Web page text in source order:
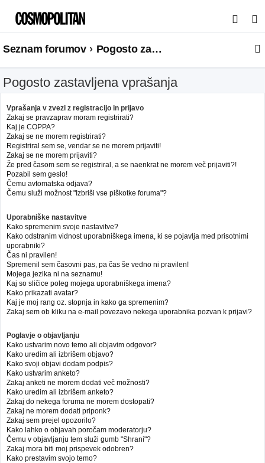
s
a
Seznam forumov Pogosto zastavljena vprašanja
Pogosto zastavljena vprašanja
Vprašanja v zvezi z registracijo in prijavo
Zakaj se pravzaprav moram registrirati?
Kaj je COPPA?
Zakaj se ne morem registrirati?
Registriral sem se, vendar se ne morem prijaviti!
Zakaj se ne morem prijaviti?
Že pred časom sem se registriral, a se naenkrat ne morem več prijaviti?!
Pozabil sem geslo!
Čemu avtomatska odjava?
Čemu služi možnost "Izbriši vse piškotke foruma"?
Uporabniške nastavitve
Kako spremenim svoje nastavitve?
Kako odstranim vidnost uporabniškega imena, ki se pojavlja med prisotnimi
uporabniki?
Čas ni pravilen!
Spremenil sem časovni pas, pa čas še vedno ni pravilen!
Mojega jezika ni na seznamu!
Kaj so sličice poleg mojega uporabniškega imena?
Kako prikazati avatar?
Kaj je moj rang oz. stopnja in kako ga spremenim?
Zakaj sem ob kliku na e-mail povezavo nekega uporabnika pozvan k prijavi?
Poglavje o objavljanju
Kako ustvarim novo temo ali objavim odgovor?
Kako uredim ali izbrišem objavo?
Kako svoji objavi dodam podpis?
Kako ustvarim anketo?
Zakaj anketi ne morem dodati več možnosti?
Kako uredim ali izbrišem anketo?
Zakaj do nekega foruma ne morem dostopati?
Zakaj ne morem dodati priponk?
Zakaj sem prejel opozorilo?
Kako lahko o objavah poročam moderatorju?
Čemu v objavljanju tem služi gumb "Shrani"?
Zakaj mora biti moj prispevek odobren?
Kako prestavim svojo temo?